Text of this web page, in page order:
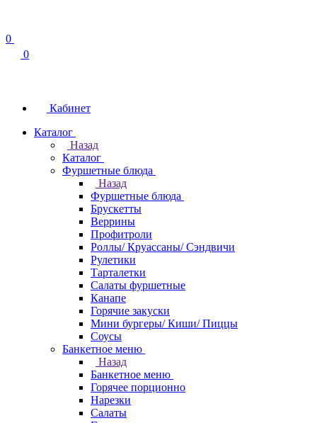
0
0
Кабинет
Каталог
Назад
Каталог
Фуршетные блюда
Назад
Фуршетные блюда
Брускетты
Веррины
Профитроли
Роллы/ Круассаны/ Сэндвичи
Рулетики
Тарталетки
Салаты фуршетные
Канапе
Горячие закуски
Мини бургеры/ Киши/ Пиццы
Соусы
Банкетное меню
Назад
Банкетное меню
Горячее порционно
Нарезки
Салаты